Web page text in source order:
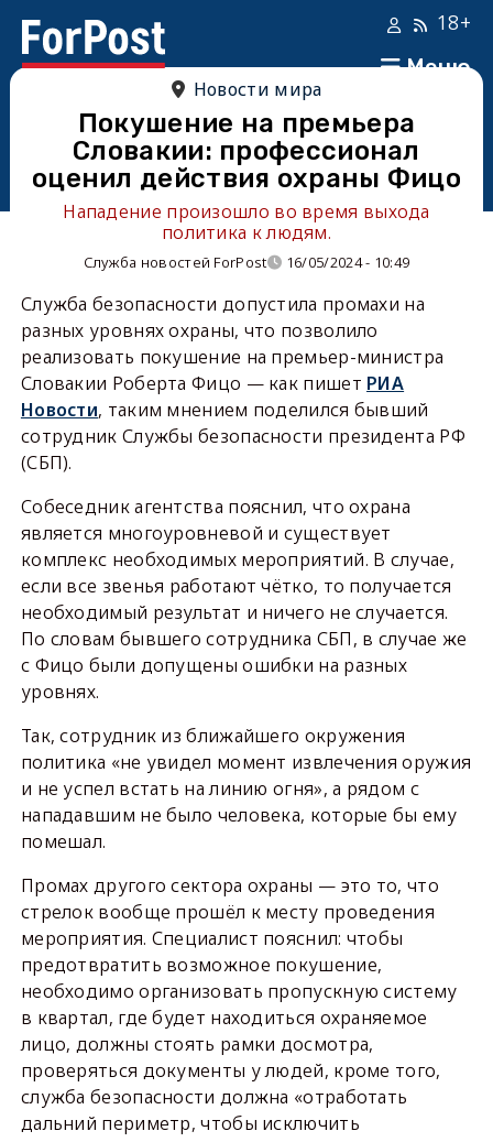
Меню
18+
Новости мира
Покушение на премьера
Словакии: профессионал
оценил действия охраны Фицо
Нападение произошло во время выхода
политика к людям.
Служба новостей ForPost 16/05/2024 - 10:49
Служба безопасности допустила промахи на
разных уровнях охраны, что позволило
реализовать покушение на премьер-министра
Словакии Роберта Фицо — как пишет РИА
Новости, таким мнением поделился бывший
сотрудник Службы безопасности президента РФ
(СБП).
Собеседник агентства пояснил, что охрана
является многоуровневой и существует
комплекс необходимых мероприятий. В случае,
если все звенья работают чётко, то получается
необходимый результат и ничего не случается.
По словам бывшего сотрудника СБП, в случае же
с Фицо были допущены ошибки на разных
уровнях.
Так, сотрудник из ближайшего окружения
политика «не увидел момент извлечения оружия
и не успел встать на линию огня», а рядом с
нападавшим не было человека, которые бы ему
помешал.
Промах другого сектора охраны — это то, что
стрелок вообще прошёл к месту проведения
мероприятия. Специалист пояснил: чтобы
предотвратить возможное покушение,
необходимо организовать пропускную систему
в квартал, где будет находиться охраняемое
лицо, должны стоять рамки досмотра,
проверяться документы у людей, кроме того,
служба безопасности должна «отработать
дальний периметр, чтобы исключить